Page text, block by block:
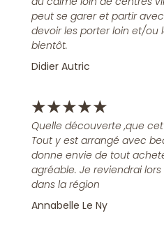
peut se garer et partir
devoir les porter loin et/ou
bientôt.
Didier Autric
★★★★★
Quelle découverte ,que
Tout y est arrangé avec
donne envie de tout
agréable. Je reviendrai
dans la région
Annabelle Le Ny